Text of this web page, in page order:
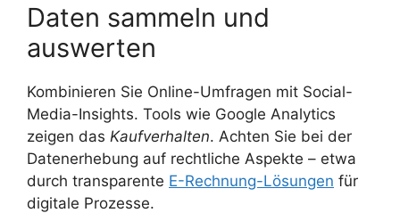
Daten sammeln und
auswerten
Kombinieren Sie Online-Umfragen mit Social-
Media-Insights. Tools wie Google Analytics
zeigen das Kaufverhalten. Achten Sie bei der
Datenerhebung auf rechtliche Aspekte – etwa
durch transparente E-Rechnung-Lösungen für
digitale Prozesse.